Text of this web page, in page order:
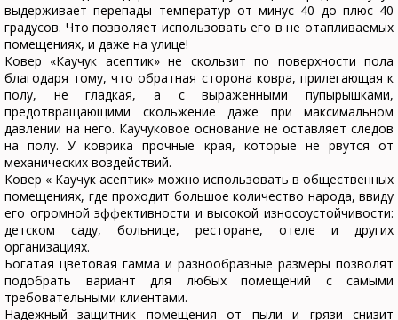
выдерживает перепады температур от минус 40 до плюс 40
градусов. Что позволяет использовать его в не отапливаемых
помещениях, и даже на улице!
Ковер «Каучук асептик» не скользит по поверхности пола
благодаря тому, что обратная сторона ковра, прилегающая к
полу, не гладкая, а с выраженными пупырышками,
предотвращающими скольжение даже при максимальном
давлении на него. Каучуковое основание не оставляет следов
на полу. У коврика прочные края, которые не рвутся от
механических воздействий.
Ковер « Каучук асептик» можно использовать в общественных
помещениях, где проходит большое количество народа, ввиду
его огромной эффективности и высокой износоустойчивости:
детском саду, больнице, ресторане, отеле и других
организациях.
Богатая цветовая гамма и разнообразные размеры позволят
подобрать вариант для любых помещений с самыми
требовательными клиентами.
Надежный защитник помещения от пыли и грязи снизит